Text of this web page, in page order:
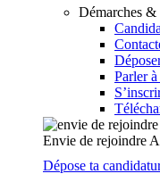
Démarches &
Parler
Envie de rejoindre
Dépose ta